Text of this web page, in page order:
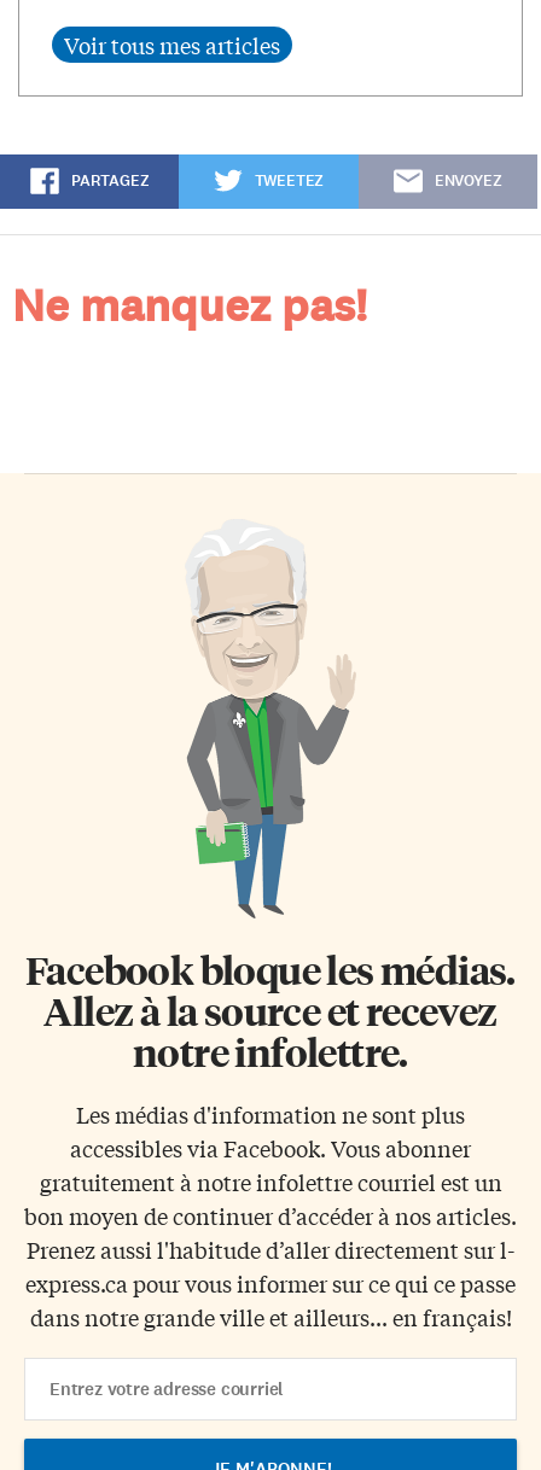
PARTAGEZ TWEETEZ ENVOYEZ
Ne manquez pas!
Facebook bloque les médias.
Allez à la source et recevez
notre infolettre.
Les médias d'information ne sont plus
accessibles via Facebook. Vous abonner
gratuitement à notre infolettre courriel est un
bon moyen de continuer d’accéder à nos articles.
Prenez aussi l'habitude d’aller directement sur l-
express.ca pour vous informer sur ce qui ce passe
dans notre grande ville et ailleurs... en français!
Address